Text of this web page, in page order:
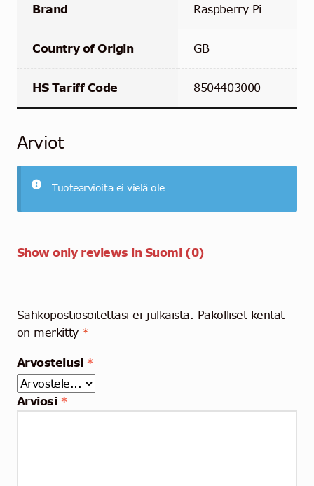
Brand Raspberry Pi
Country of Origin GB
HS Tariff Code 8504403000
Arviot
Tuotearvioita ei vielä ole.
Show only reviews in Suomi (0)
Sähköpostiosoitettasi ei julkaista. Pakolliset kentät
on merkitty *
Arvostelusi *
Arviosi *